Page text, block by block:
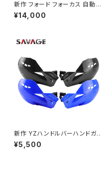
新作 フォード フォーカス 自動多
機能ステアリングホイール クル
ーズコントロールボタンスイッチ
¥14,000
新作 YZハンドルバーハンドガ
ードF YZ250F YZ426F YZ 2
50125 85 8065モーターサイ
¥5,500